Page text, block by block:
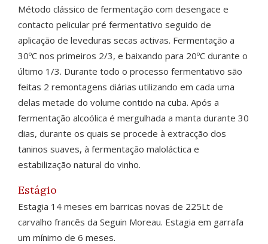
Método clássico de fermentação com desengace e
contacto pelicular pré fermentativo seguido de
aplicação de leveduras secas activas. Fermentação a
30ºC nos primeiros 2/3, e baixando para 20ºC durante o
último 1/3. Durante todo o processo fermentativo são
feitas 2 remontagens diárias utilizando em cada uma
delas metade do volume contido na cuba. Após a
fermentação alcoólica é mergulhada a manta durante 30
dias, durante os quais se procede à extracção dos
taninos suaves, à fermentação maloláctica e
estabilização natural do vinho.
Estágio
Estagia 14 meses em barricas novas de 225Lt de
carvalho francês da Seguin Moreau. Estagia em garrafa
um mínimo de 6 meses.